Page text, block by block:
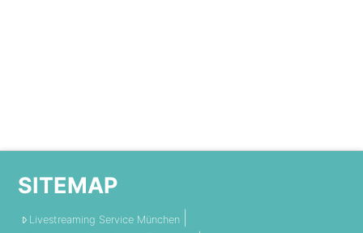
SITEMAP
Livestreaming Service München